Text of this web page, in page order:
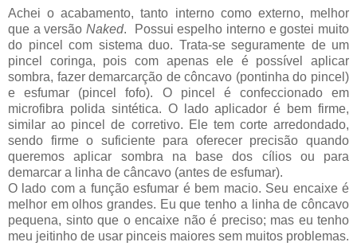
Achei o acabamento, tanto interno como externo, melhor
que a versãoNaked. Possui espelho interno e gostei muito
do pincel com sistema duo. Trata-se seguramente de um
pincel coringa, pois com apenas ele é possível aplicar
sombra, fazer demarcarção de côncavo (pontinha do pincel)
e esfumar (pincel fofo). O pincel é confeccionado em
microfibra polida sintética. O lado aplicador é bem firme,
similar ao pincel de corretivo. Ele tem corte arredondado,
sendo firme o suficiente para oferecer precisão quando
queremos aplicar sombra na base dos cílios ou para
demarcar a linha de câncavo (antes de esfumar).
O lado com a função esfumar é bem macio. Seu encaixe é
melhor em olhos grandes. Eu que tenho a linha de côncavo
pequena, sinto que o encaixe não é preciso; mas eu tenho
meu jeitinho de usar pinceis maiores sem muitos problemas.